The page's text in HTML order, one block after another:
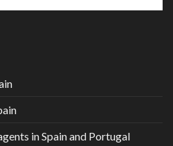
in Spain and Portugal